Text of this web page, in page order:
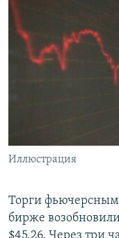
поиску
НАГОРНЫЙ
КУЛЬТУРА
СПОРТ
English
Все сайты Радио
Иллюстрация
Торги
бирже